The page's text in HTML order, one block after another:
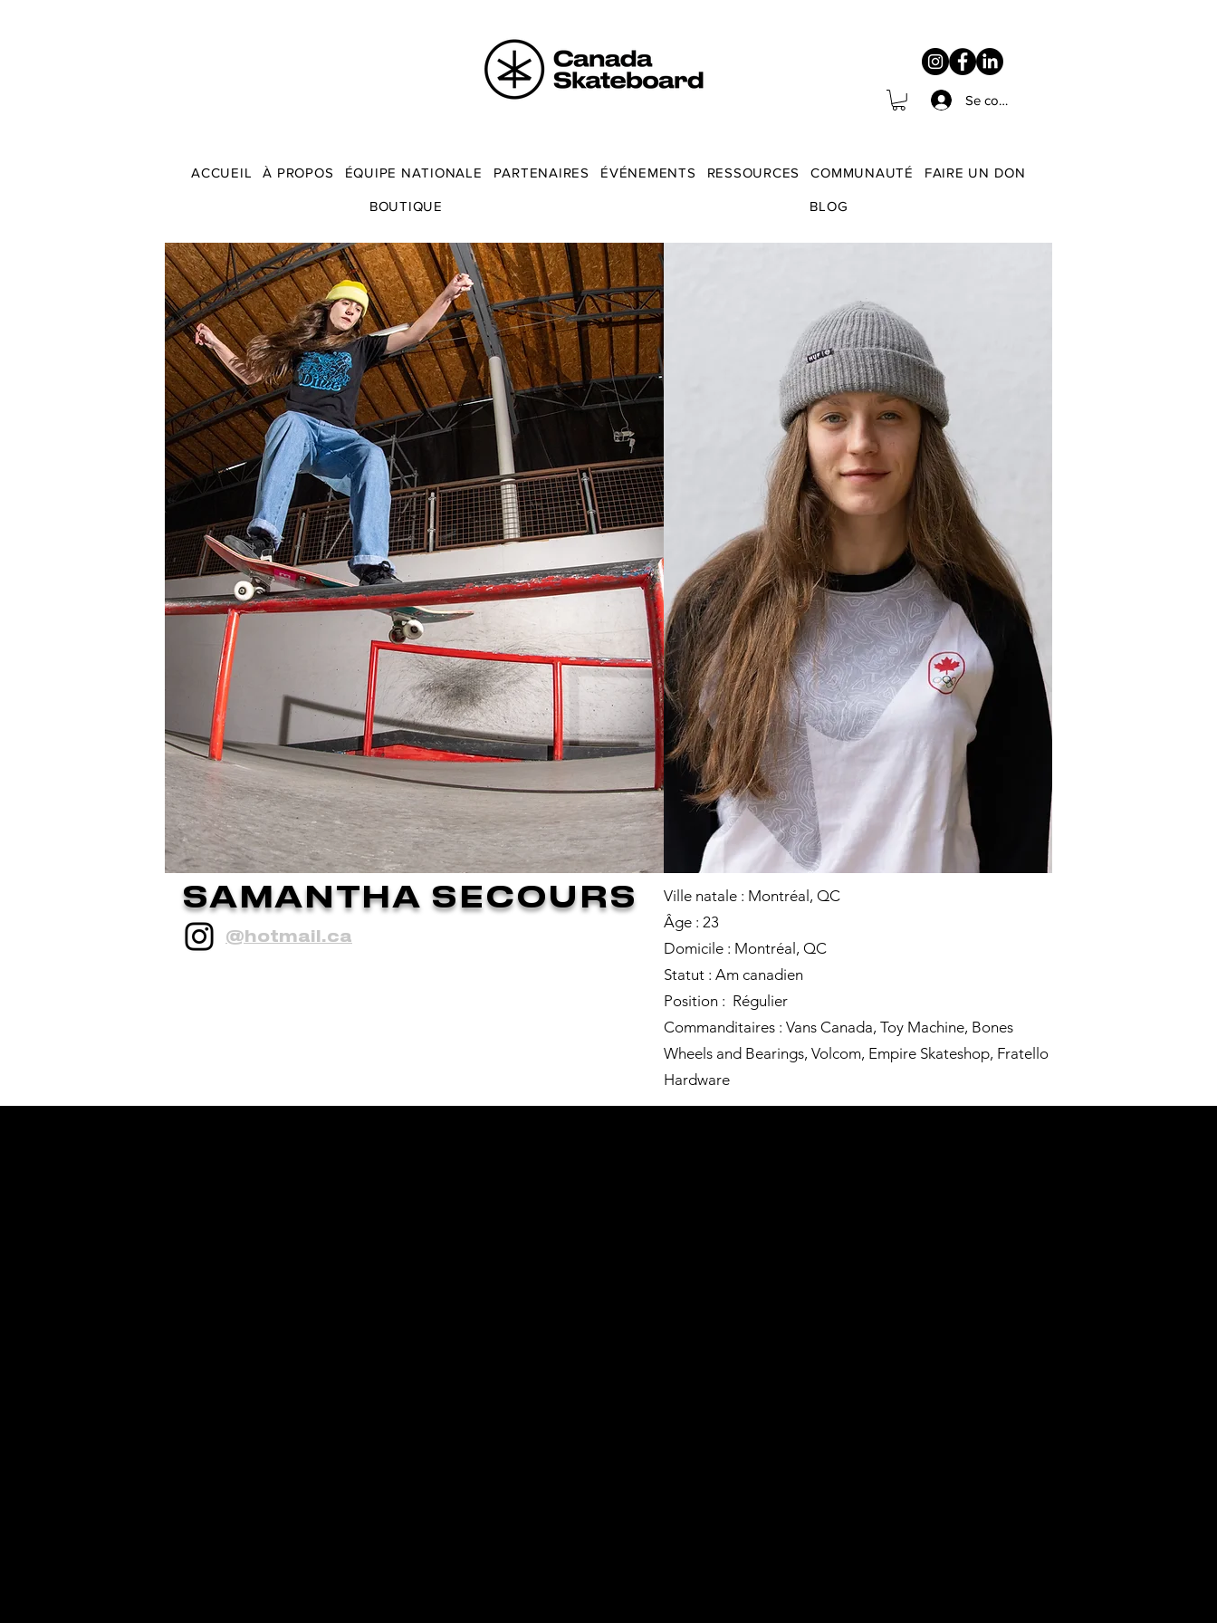
Se connecter
ACCUEIL À PROPOS ÉQUIPE NATIONALE PARTENAIRES ÉVÉNEMENTS RESSOURCES COMMUNAUTÉ FAIRE UN DON
BOUTIQUE BLOG
SAMANTHA SECOURS
@hotmail.ca
Ville natale : Montréal, QC
Âge : 23
Domicile : Montréal, QC
Statut : Am canadien
Position : Régulier
Commanditaires : Vans Canada, Toy Machine, Bones
Wheels and Bearings, Volcom, Empire Skateshop, Fratello
Hardware